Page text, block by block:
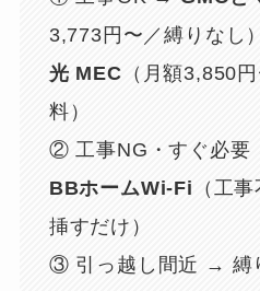
3,773円〜／縛りなし
光 MEC （月額3,850
料）
② 工事NG・すぐ必
BBホームWi-Fi （工
挿すだけ）
③ 引っ越し間近 → 縛